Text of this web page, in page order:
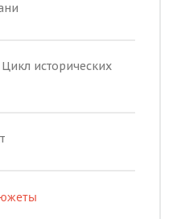
исторических